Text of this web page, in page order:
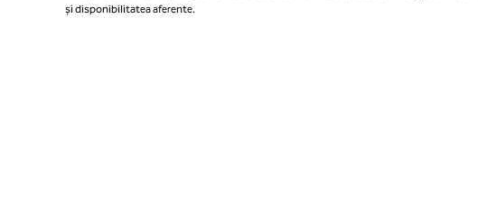
și disponibilitatea aferente.